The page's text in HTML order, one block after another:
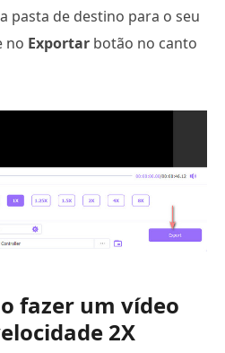
pasta de destino para o seu
no Exportar botão no canto
fazer um vídeo
2X